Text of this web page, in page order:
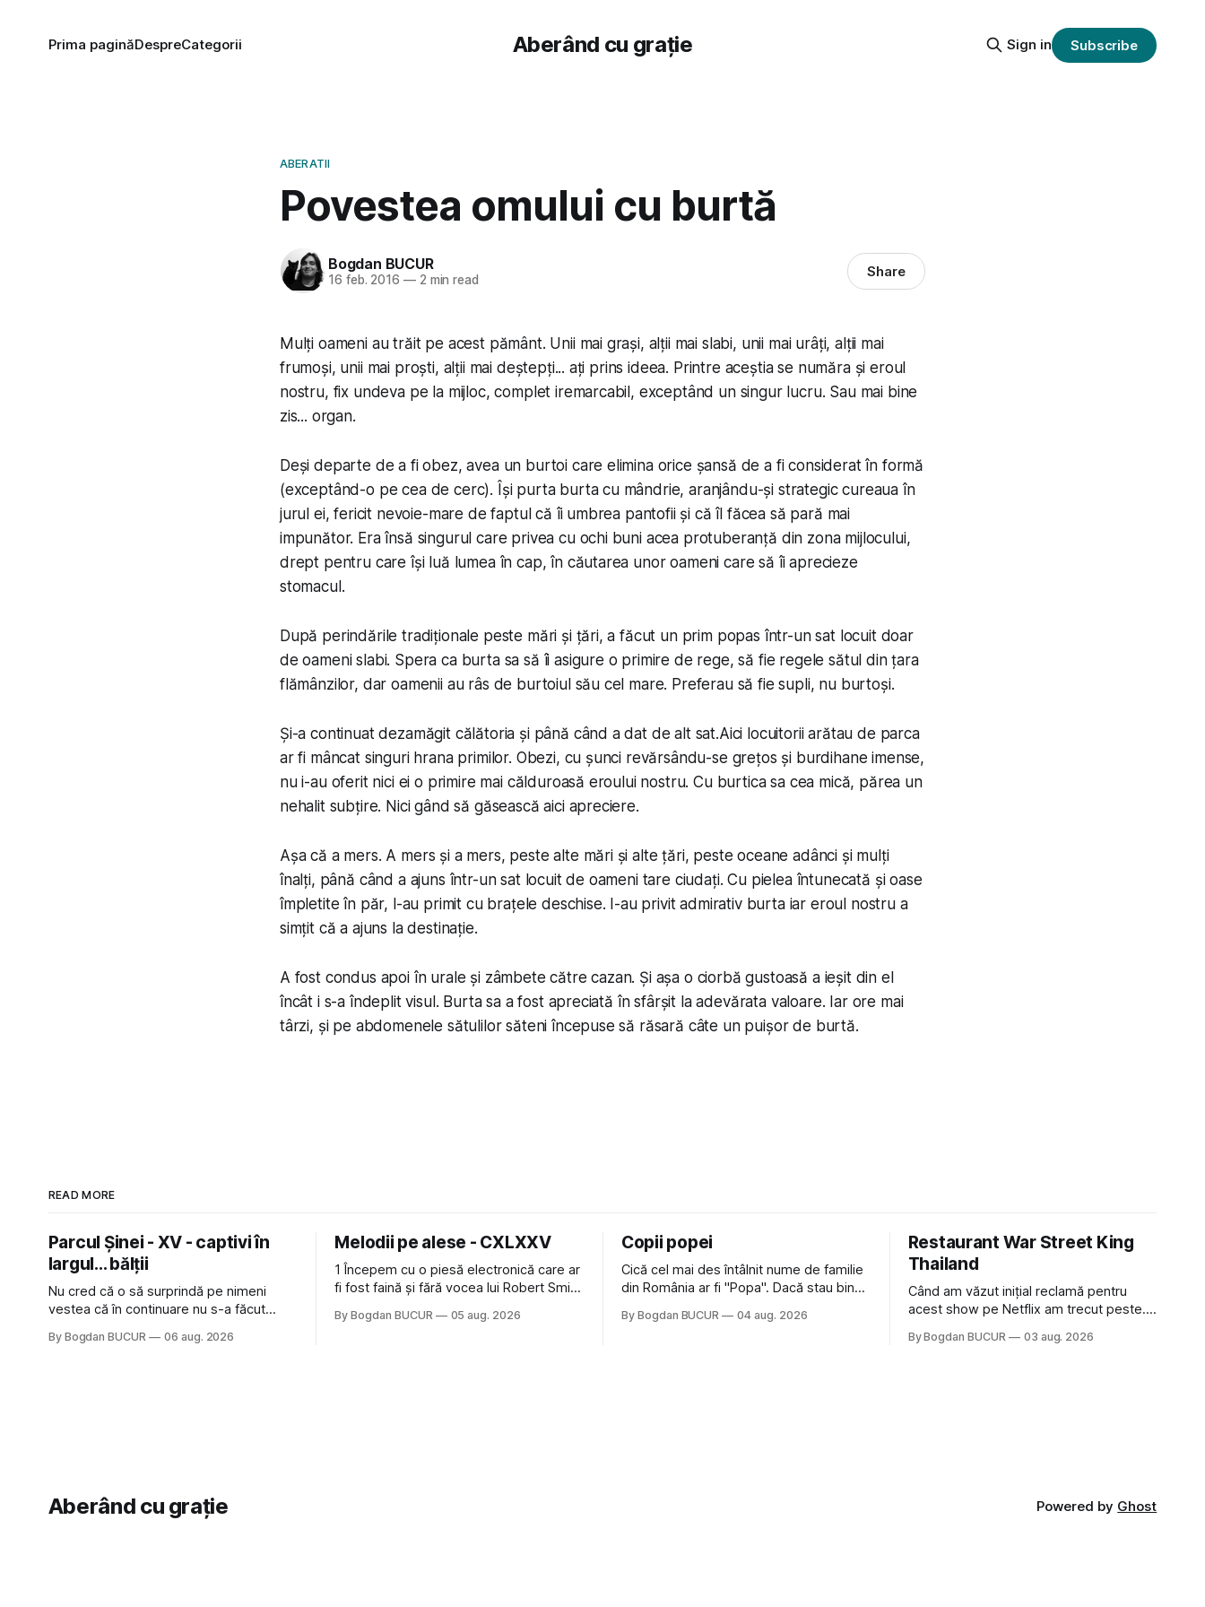
Aberând cu grație
Prima paginăDespreCategorii Sign in Subscribe
ABERATII
Povestea omului cu burtă
Bogdan BUCUR
16 feb. 2016 —2 min read Share
Mulți oameni au trăit pe acest pământ. Unii mai grași, alții mai slabi, unii mai urâți, alții mai
frumoși, unii mai proști, alții mai deștepți... ați prins ideea. Printre aceștia se număra și eroul
nostru, fix undeva pe la mijloc, complet iremarcabil, exceptând un singur lucru. Sau mai bine
zis... organ.
Deși departe de a fi obez, avea un burtoi care elimina orice șansă de a fi considerat în formă
(exceptând-o pe cea de cerc). Își purta burta cu mândrie, aranjându-și strategic cureaua în
jurul ei, fericit nevoie-mare de faptul că îi umbrea pantofii și că îl făcea să pară mai
impunător. Era însă singurul care privea cu ochi buni acea protuberanță din zona mijlocului,
drept pentru care își luă lumea în cap, în căutarea unor oameni care să îi aprecieze
stomacul.
După perindările tradiționale peste mări și țări, a făcut un prim popas într-un sat locuit doar
de oameni slabi. Spera ca burta sa să îi asigure o primire de rege, să fie regele sătul din țara
flămânzilor, dar oamenii au râs de burtoiul său cel mare. Preferau să fie supli, nu burtoși.
Și-a continuat dezamăgit călătoria și până când a dat de alt sat.Aici locuitorii arătau de parca
ar fi mâncat singuri hrana primilor. Obezi, cu șunci revărsându-se grețos și burdihane imense,
nu i-au oferit nici ei o primire mai călduroasă eroului nostru. Cu burtica sa cea mică, părea un
nehalit subțire. Nici gând să găsească aici apreciere.
Așa că a mers. A mers și a mers, peste alte mări și alte țări, peste oceane adânci și mulți
înalți, până când a ajuns într-un sat locuit de oameni tare ciudați. Cu pielea întunecată și oase
împletite în păr, l-au primit cu brațele deschise. I-au privit admirativ burta iar eroul nostru a
simțit că a ajuns la destinație.
A fost condus apoi în urale și zâmbete către cazan. Și așa o ciorbă gustoasă a ieșit din el
încât i s-a îndeplit visul. Burta sa a fost apreciată în sfârșit la adevărata valoare. Iar ore mai
târzi, și pe abdomenele sătulilor săteni începuse să răsară câte un puișor de burtă.
READ MORE
Parcul Șinei - XV - captivi în
largul... bălții
Nu cred că o să surprindă pe nimeni
vestea că în continuare nu s-a făcut
afară de faptul că potăile apărute acolo
By Bogdan BUCUR 06 aug. 2026
Melodii pe alese - CXLXXV
1 Începem cu o piesă electronică care ar
fi fost faină și fără vocea lui Robert Smith
Castles, o formație cu multe piese faine
By Bogdan BUCUR 05 aug. 2026
Copii popei
Cică cel mai des întâlnit nume de familie
din România ar fi "Popa". Dacă stau bine
colegi de școala Popa cam peste tot
By Bogdan BUCUR 04 aug. 2026
Restaurant War Street King
Thailand
Când am văzut inițial reclamă pentru
acest show pe Netflix am trecut peste.
tailandeză pe fundal, era cu street food
By Bogdan BUCUR 03 aug. 2026
Aberând cu grație Powered by Ghost